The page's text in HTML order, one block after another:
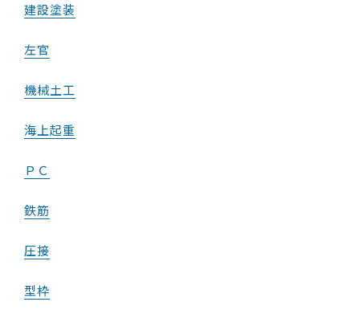
建設塗装
左官
機械土工
海上起重
ＰＣ
鉄筋
圧接
型枠